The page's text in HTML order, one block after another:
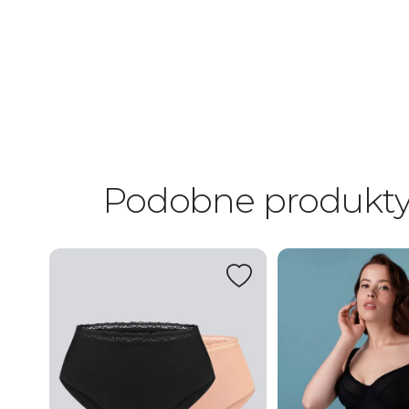
Podobne